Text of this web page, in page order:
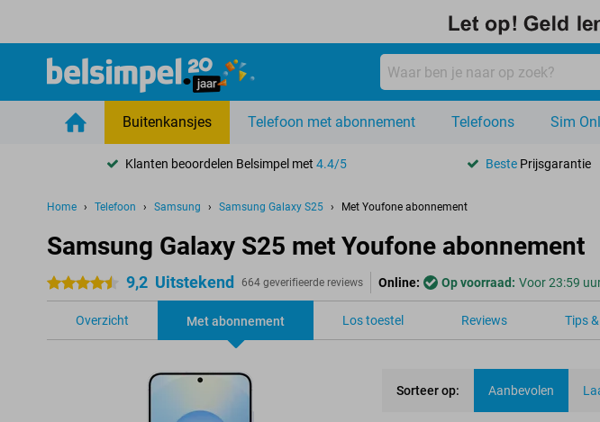
Buitenkansjes Telefoon met abonnement Telefoons Sim
Klanten beoordelen Belsimpel met4.4/5 Beste Prijsgarantie
Home Telefoon Samsung Samsung Galaxy S25 Met Youfone abonnement
Samsung Galaxy S25 met Youfone abonnement
4.5 sterren 9,2 Uitstekend 664 geverifieerde reviews Online: Op voorraad: Voor 23:59
Overzicht Met abonnement Los toestel Reviews Tips
Sorteer op: Aanbevolen